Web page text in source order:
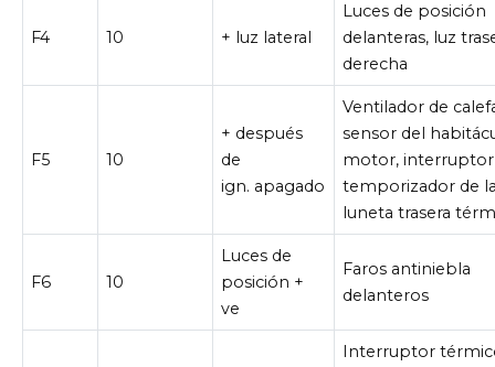
F4 10 + luz lateral
Luces de posición
delanteras, luz
derecha
F5 10
+ después
de
ign. apagado
Ventilador de
sensor del
motor,
temporizador de
luneta trasera
F6 10
Luces de
posición +
ve
Faros antiniebla
delanteros
Interruptor